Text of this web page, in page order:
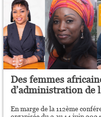
Des femmes
d’administration de
En marge de la 112ème